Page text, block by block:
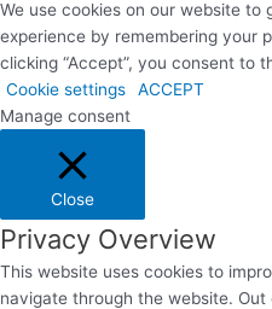
We use cookies on our website to
experience by remembering your
clicking “Accept”, you consent to
Cookie settings
ACCEPT
Manage consent
Close
Privacy Overview
This website uses cookies to
navigate through the website.